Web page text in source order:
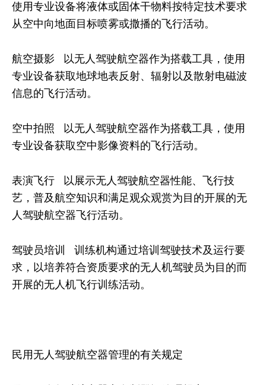
使用专业设备将液体或固体干物料按特定技术要求
从空中向地面目标喷雾或撒播的飞行活动。
航空摄影 以无人驾驶航空器作为搭载工具，使用
专业设备获取地球地表反射、辐射以及散射电磁波
信息的飞行活动。
空中拍照 以无人驾驶航空器作为搭载工具，使用
专业设备获取空中影像资料的飞行活动。
表演飞行 以展示无人驾驶航空器性能、飞行技
艺，普及航空知识和满足观众观赏为目的开展的无
人驾驶航空器飞行活动。
驾驶员培训 训练机构通过培训驾驶技术及运行要
求，以培养符合资质要求的无人机驾驶员为目的而
开展的无人机飞行训练活动。
民用无人驾驶航空器管理的有关规定